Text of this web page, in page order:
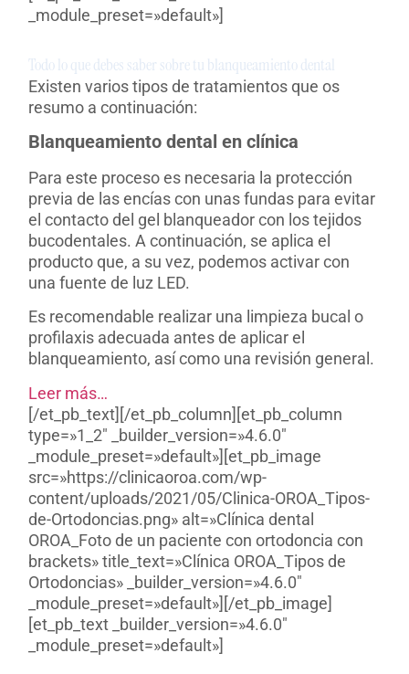
_module_preset=»default»]
Todo lo que debes saber sobre tu blanqueamiento dental​
Existen varios tipos de tratamientos que os
resumo a continuación:
Blanqueamiento dental en clínica
Para este proceso es necesaria la protección
previa de las encías con unas fundas para evitar
el contacto del gel blanqueador con los tejidos
bucodentales. A continuación, se aplica el
producto que, a su vez, podemos activar con
una fuente de luz LED.
Es recomendable realizar una limpieza bucal o
profilaxis adecuada antes de aplicar el
blanqueamiento, así como una revisión general.
Leer más…
[/et_pb_text][/et_pb_column][et_pb_column
type=»1_2″ _builder_version=»4.6.0″
_module_preset=»default»][et_pb_image
src=»https://clinicaoroa.com/wp-
content/uploads/2021/05/Clinica-OROA_Tipos-
de-Ortodoncias.png» alt=»Clínica dental
OROA_Foto de un paciente con ortodoncia con
brackets» title_text=»Clínica OROA_Tipos de
Ortodoncias» _builder_version=»4.6.0″
_module_preset=»default»][/et_pb_image]
[et_pb_text _builder_version=»4.6.0″
_module_preset=»default»]